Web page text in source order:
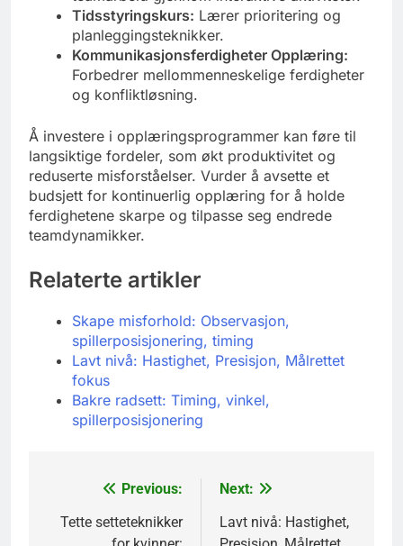
Tidsstyringskurs: Lærer prioritering og
planleggingsteknikker.
Kommunikasjonsferdigheter Opplæring:
Forbedrer mellommenneskelige ferdigheter
og konfliktløsning.
Å investere i opplæringsprogrammer kan føre til
langsiktige fordeler, som økt produktivitet og
reduserte misforståelser. Vurder å avsette et
budsjett for kontinuerlig opplæring for å holde
ferdighetene skarpe og tilpasse seg endrede
teamdynamikker.
Relaterte artikler
Skape misforhold: Observasjon,
spillerposisjonering, timing
Lavt nivå: Hastighet, Presisjon, Målrettet
fokus
Bakre radsett: Timing, vinkel,
spillerposisjonering
navigation
Previous:
Tette setteteknikker
Next:
Lavt nivå: Hastighet,